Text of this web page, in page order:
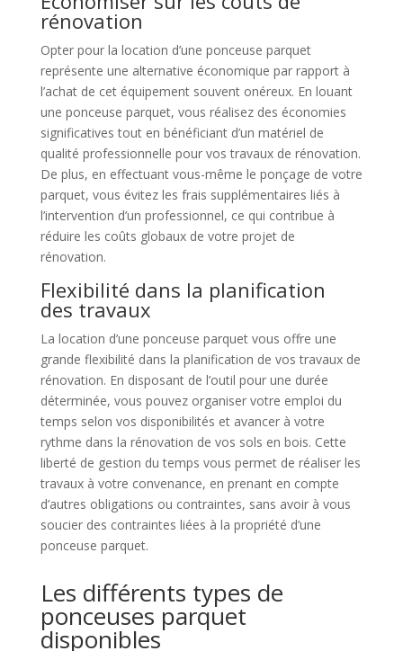
rénovation
Opter pour la location d’une ponceuse parquet
représente une alternative économique par rapport à
l’achat de cet équipement souvent onéreux. En louant
une ponceuse parquet, vous réalisez des économies
significatives tout en bénéficiant d’un matériel de
qualité professionnelle pour vos travaux de rénovation.
De plus, en effectuant vous-même le ponçage de votre
parquet, vous évitez les frais supplémentaires liés à
l’intervention d’un professionnel, ce qui contribue à
réduire les coûts globaux de votre projet de
rénovation.
Flexibilité dans la planification
des travaux
La location d’une ponceuse parquet vous offre une
grande flexibilité dans la planification de vos travaux de
rénovation. En disposant de l’outil pour une durée
déterminée, vous pouvez organiser votre emploi du
temps selon vos disponibilités et avancer à votre
rythme dans la rénovation de vos sols en bois. Cette
liberté de gestion du temps vous permet de réaliser les
travaux à votre convenance, en prenant en compte
d’autres obligations ou contraintes, sans avoir à vous
soucier des contraintes liées à la propriété d’une
ponceuse parquet.
Les différents types de
ponceuses parquet
disponibles